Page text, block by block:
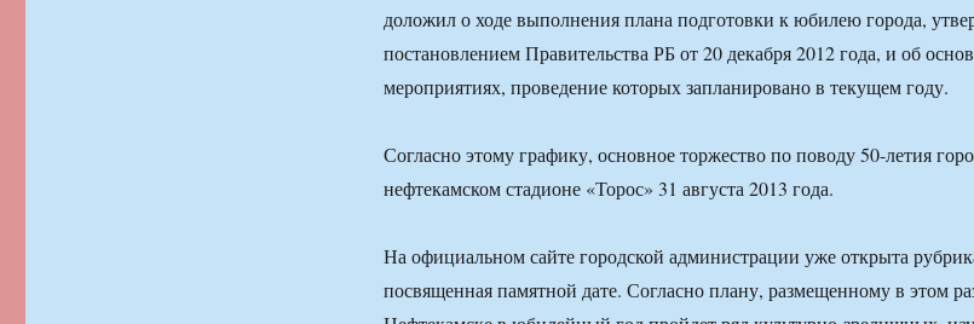
доложил о ходе выполнения плана подготовки к юбилею города,
постановлением Правительства РБ от 20 декабря 2012 года, и об
мероприятиях, проведение которых запланировано в текущем году.
Согласно этому графику, основное торжество по поводу 50-летия
нефтекамском стадионе «Торос» 31 августа 2013 года.
На официальном сайте городской администрации уже открыта
посвященная памятной дате. Согласно плану, размещенному в этом